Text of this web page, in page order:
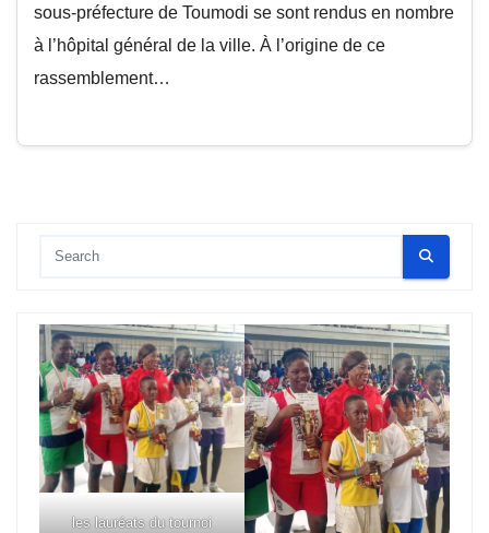
sous-préfecture de Toumodi se sont rendus en nombre
à l’hôpital général de la ville. À l’origine de ce
rassemblement…
les lauréats du tournoi